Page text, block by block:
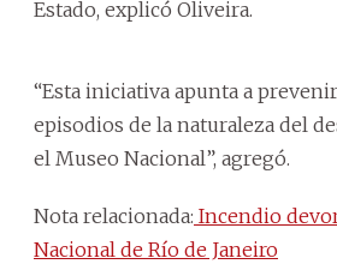
Estado, explicó Oliveira.
“Esta iniciativa apunta a
episodios de la naturaleza del
el Museo Nacional”, agregó.
Nota relacionada: Incendio
Nacional de Río de Janeiro